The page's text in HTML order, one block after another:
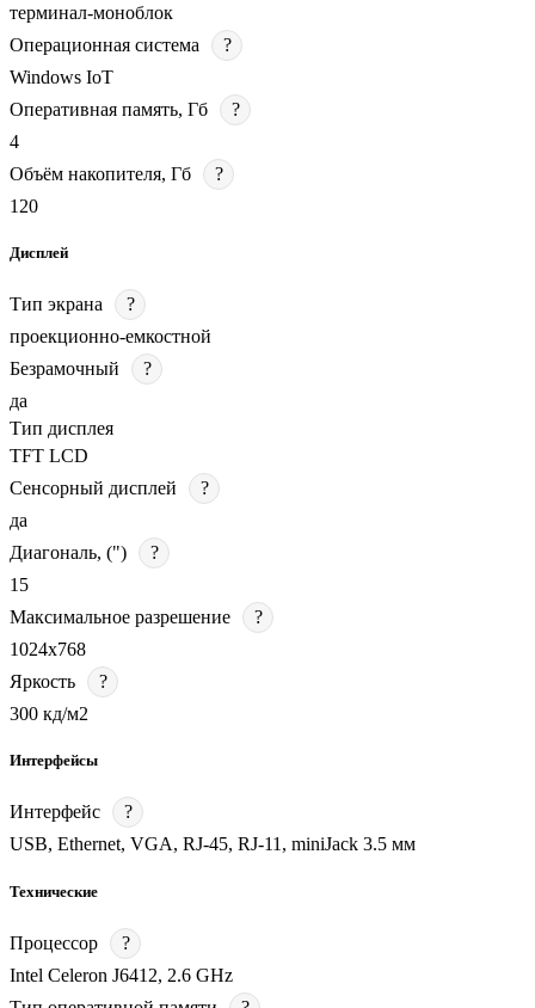
терминал-моноблок
Операционная система
?
Windows IoT
Оперативная память, Гб
?
4
Объём накопителя, Гб
?
120
Дисплей
Тип экрана
?
проекционно-емкостной
Безрамочный
?
да
Тип дисплея
TFT LCD
Сенсорный дисплей
?
да
Диагональ, (")
?
15
Максимальное разрешение
?
1024х768
Яркость
?
300 кд/м2
Интерфейсы
Интерфейс
?
USB, Ethernet, VGA, RJ-45, RJ-11, miniJack 3.5 мм
Технические
Процессор
?
Intel Celeron J6412, 2.6 GHz